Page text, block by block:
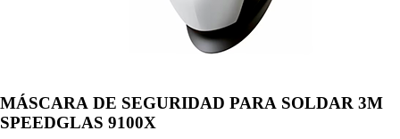
MÁSCARA DE SEGURIDAD PARA SOLDAR 3M
SPEEDGLAS 9100X